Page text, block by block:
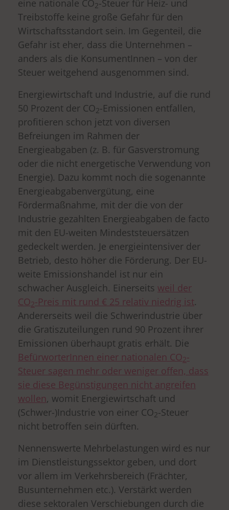
eine nationale CO2-Steuer für Heiz- und
Treibstoffe keine große Gefahr für den
Wirtschaftsstandort sein. Im Gegenteil, die
Gefahr ist eher, dass die Unternehmen –
anders als die KonsumentInnen – von der
Steuer weitgehend ausgenommen sind.
Energiewirtschaft und Industrie, auf die rund
50 Prozent der CO2-Emissionen entfallen,
profitieren schon jetzt von diversen
Befreiungen im Rahmen der
Energieabgaben (z. B. für Gasverstromung
oder die nicht energetische Verwendung von
Energie). Dazu kommt noch die sogenannte
Energieabgabenvergütung, eine
Fördermaßnahme, mit der die von der
Industrie gezahlten Energieabgaben de facto
mit den EU-weiten Mindeststeuersätzen
gedeckelt werden. Je energieintensiver der
Betrieb, desto höher die Förderung. Der EU-
weite Emissionshandel ist nur ein
schwacher Ausgleich. Einerseits weil der
CO2-Preis mit rund € 25 relativ niedrig ist.
Andererseits weil die Schwerindustrie über
die Gratiszuteilungen rund 90 Prozent ihrer
Emissionen überhaupt gratis erhält. Die
BefürworterInnen einer nationalen CO2-
Steuer sagen mehr oder weniger offen, dass
sie diese Begünstigungen nicht angreifen
wollen, womit Energiewirtschaft und
(Schwer-)Industrie von einer CO2-Steuer
nicht betroffen sein dürften.
Nennenswerte Mehrbelastungen wird es nur
im Dienstleistungssektor geben, und dort
vor allem im Verkehrsbereich (Frächter,
Busunternehmen etc.). Verstärkt werden
diese sektoralen Verschiebungen durch die